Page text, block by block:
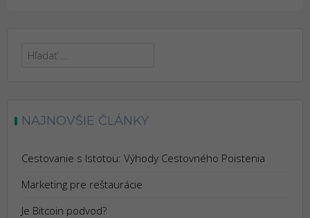
Hľadať:
NAJNOVŠIE ČLÁNKY
Cestovanie s Istotou: Výhody Cestovného Poistenia
Marketing pre reštaurácie
Je Bitcoin podvod?